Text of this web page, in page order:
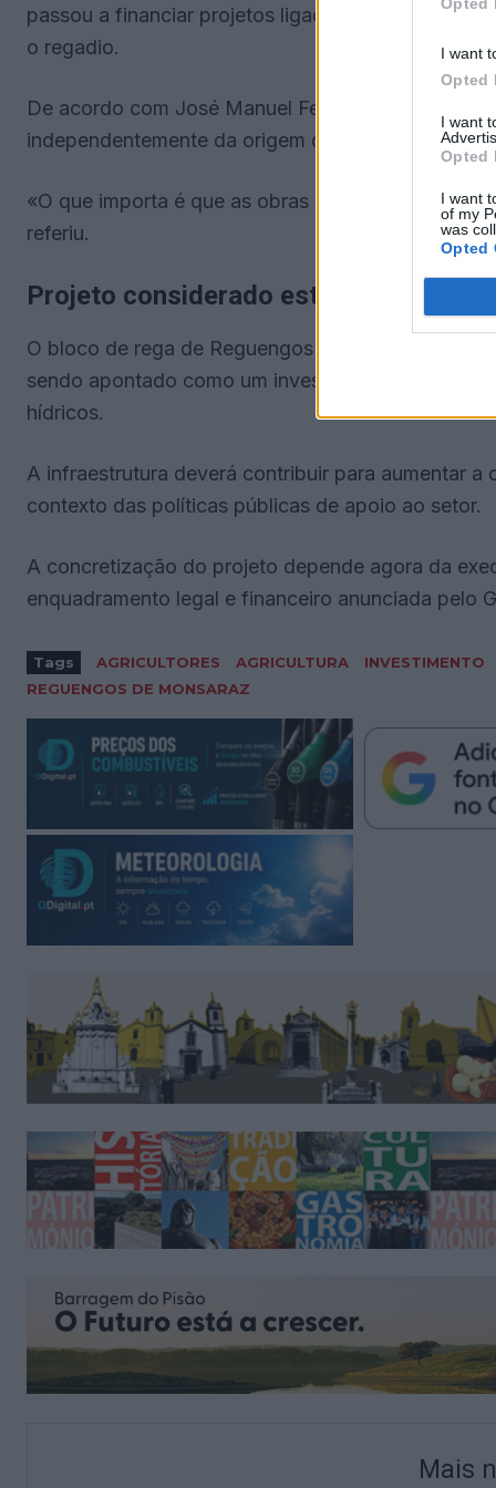
I want
Opted
I want
Opted
I want
of my
was
Opted
passou a financiar projetos ligados a painéis
o regadio.
De acordo com José Manuel Fernandes, esta
independentemente da origem dos fundos.
«O que importa é que as obras se façam. Os
referiu.
Projeto considerado estruturante
O bloco de rega de Reguengos de Monsaraz
sendo apontado como um investimento com
hídricos.
A infraestrutura deverá contribuir para aumentar
contexto das políticas públicas de apoio ao setor.
A concretização do projeto depende agora da
enquadramento legal e financeiro anunciada pelo
Tags AGRICULTORES AGRICULTURA INVESTIMENTO
REGUENGOS DE MONSARAZ
Mais